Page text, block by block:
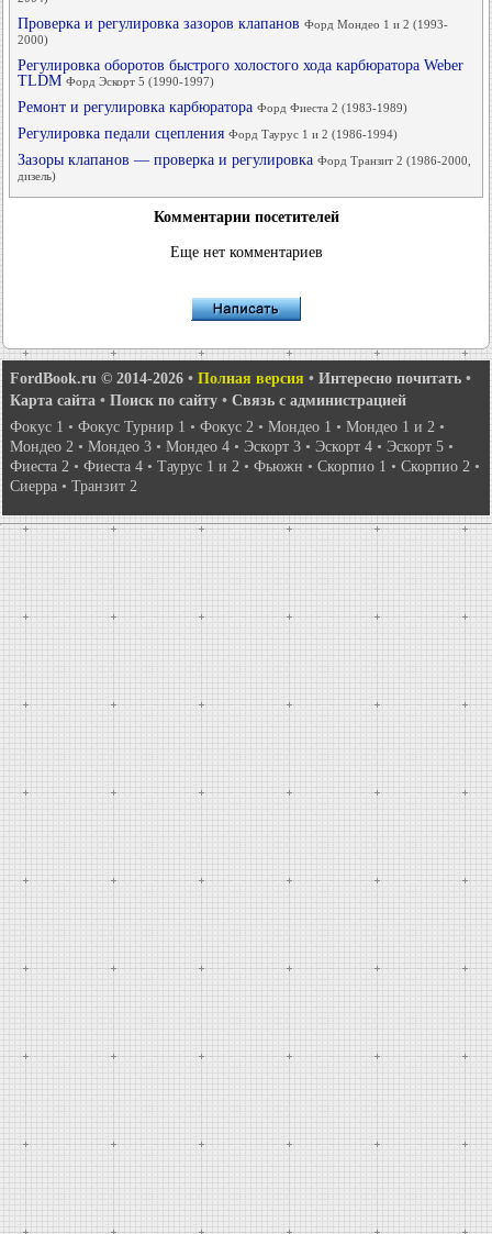
Проверка и регулировка зазоров клапанов Форд Мондео 1 и 2 (1993-
2000)
Регулировка оборотов быстрого холостого хода карбюратора Weber
TLDM Форд Эскорт 5 (1990-1997)
Ремонт и регулировка карбюратора Форд Фиеста 2 (1983-1989)
Регулировка педали сцепления Форд Таурус 1 и 2 (1986-1994)
Зазоры клапанов — проверка и регулировка Форд Транзит 2 (1986-2000,
дизель)
Комментарии посетителей
Еще нет комментариев
FordBook.ru © 2014-2026 • Полная версия • Интересно почитать •
Карта сайта • Поиск по сайту • Связь с администрацией
Фокус 1 • Фокус Турнир 1 • Фокус 2 • Мондео 1 • Мондео 1 и 2 •
Мондео 2 • Мондео 3 • Мондео 4 • Эскорт 3 • Эскорт 4 • Эскорт 5 •
Фиеста 2 • Фиеста 4 • Таурус 1 и 2 • Фьюжн • Скорпио 1 • Скорпио 2 •
Сиерра • Транзит 2